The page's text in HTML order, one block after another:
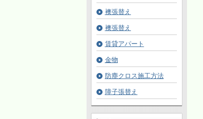
襖張替え
襖張替え
賃貸アパート
金物
防塵クロス施工方法
障子張替え